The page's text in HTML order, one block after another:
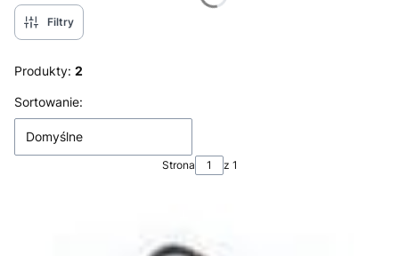
Filtry
Produkty: 2
Lista produktów
Sortowanie:
Domyślne
Strona z 1